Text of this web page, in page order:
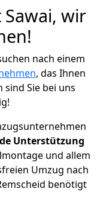
wir
nach einem
, das Ihnen
sind Sie bei uns
Unterstützung
und allem
Umzug nach
benötigt